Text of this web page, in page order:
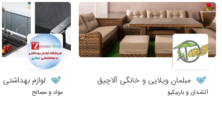
مبلمان ویلایی و خانگی آلاچیق
آتشدان و باربیکیو
لوازم
مواد و مصالح